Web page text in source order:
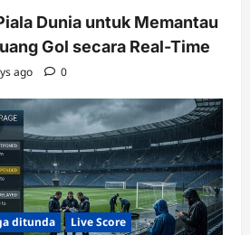
Dunia untuk Memantau
Gol secara Real-Time
ago 0
ditunda
Live Score